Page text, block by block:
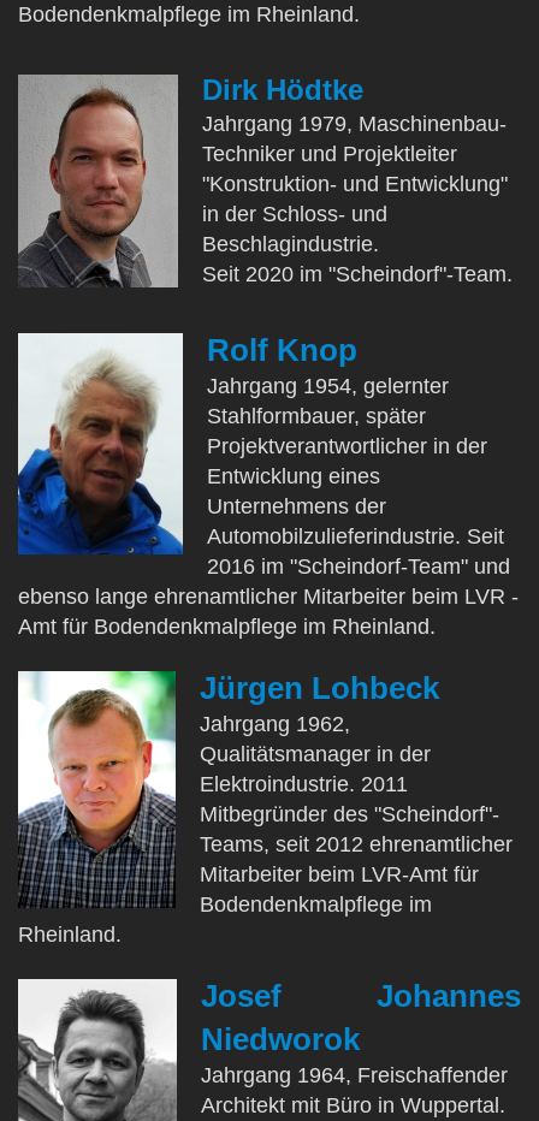
Bodendenkmalpflege im Rheinland.
Dirk Hödtke
Jahrgang 1979, Maschinenbau-
Techniker und Projektleiter
"Konstruktion- und Entwicklung"
in der Schloss- und
Beschlagindustrie.
Seit 2020 im "Scheindorf"-Team.
Rolf Knop
Jahrgang 1954, gelernter
Stahlformbauer, später
Projektverantwortlicher in der
Entwicklung eines
Unternehmens der
Automobilzulieferindustrie. Seit
2016 im "Scheindorf-Team" und
ebenso lange ehrenamtlicher Mitarbeiter beim LVR -
Amt für Bodendenkmalpflege im Rheinland.
Jürgen Lohbeck
Jahrgang 1962,
Qualitätsmanager in der
Elektroindustrie. 2011
Mitbegründer des "Scheindorf"-
Teams, seit 2012 ehrenamtlicher
Mitarbeiter beim LVR-Amt für
Bodendenkmalpflege im
Rheinland.
Josef Johannes
Niedworok
Jahrgang 1964, Freischaffender
Architekt mit Büro in Wuppertal.